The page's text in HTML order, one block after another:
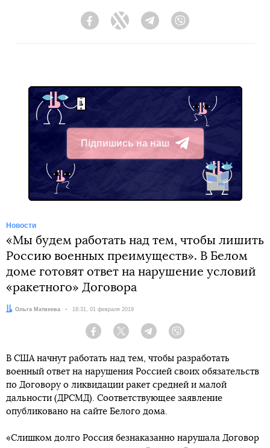
FacebookTwitter Telegram
Підпишись на наш
Telegram
Новости
«Мы будем работать над тем, чтобы лишить
Россию военных преимуществ». В Белом
доме готовят ответ на нарушение условий
«ракетного» Договора
Автор:
Ольга Матвеева Дата:
18:31, 01 февраля 2019
Facebook Twitter Telegram
В США начнут работать над тем, чтобы разработать
военный ответ на нарушения Россией своих обязательств
по Договору о ликвидации ракет средней и малой
дальности (ДРСМД). Соответствующее заявление
опубликовано на сайте Белого дома.
«Слишком долго Россия безнаказанно нарушала Договор